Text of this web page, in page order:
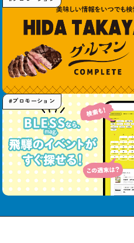
#プロモーション